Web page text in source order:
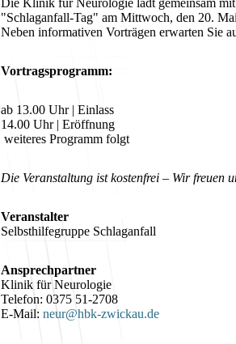
Die Klinik für Neurologie lädt gemeinsam
"Schlaganfall-Tag" am Mittwoch, den 20.
Neben informativen Vorträgen erwarten Sie
Vortragsprogramm:
ab 13.00 Uhr | Einlass
14.00 Uhr | Eröffnung
weiteres Programm folgt
Die Veranstaltung ist kostenfrei – Wir freuen
Veranstalter
Selbsthilfegruppe Schlaganfall
Ansprechpartner
Klinik für Neurologie
Telefon: 0375 51-2708
E-Mail: neur@hbk-zwickau.de